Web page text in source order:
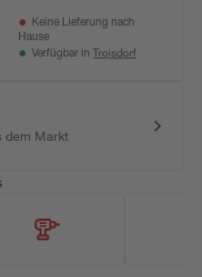
Keine Lieferung nach
Hause
Verfügbar in Troisdorf
dem Markt